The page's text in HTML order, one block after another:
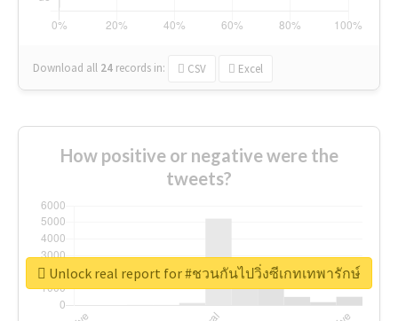
Download all 24 records in: CSV Excel
How positive or negative were the
tweets?
Unlock real report for #ชวนกันไปวิ่งซีเกทเทพารักษ์